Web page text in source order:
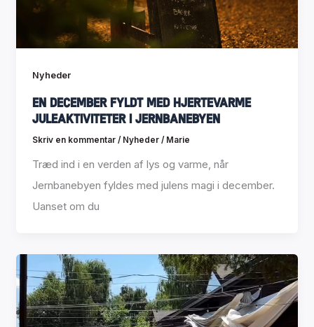
Nyheder
En december fyldt med hjertevarme
juleaktiviteter i Jernbanebyen
Skriv en kommentar / Nyheder/ Marie
Træd ind i en verden af lys og varme, når
Jernbanebyen fyldes med julens magi i december.
Uanset om du